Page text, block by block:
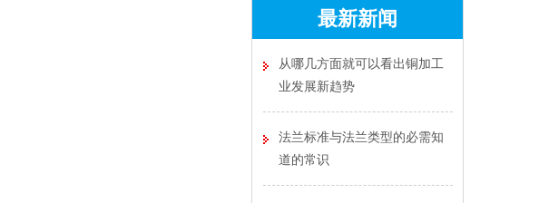
最新新闻
从哪几方面就可以看出铜加工
业发展新趋势
法兰标准与法兰类型的必需知
道的常识